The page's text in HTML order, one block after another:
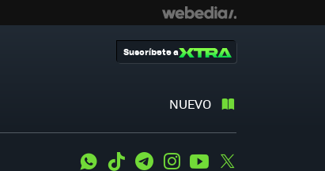
NUEVO
Suscríbete a
WhatsApp
Tiktok TelegramInstagramYoutube